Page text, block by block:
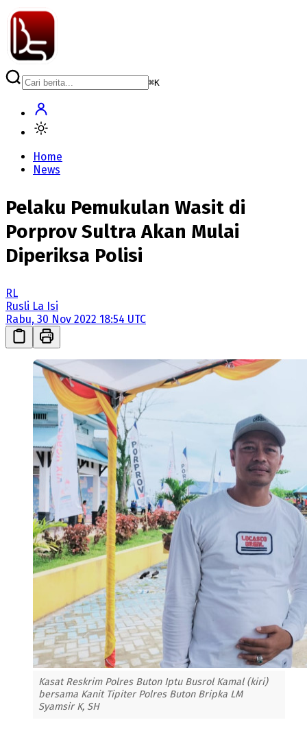
⌘K
Home
News
Pelaku Pemukulan Wasit di
Porprov Sultra Akan Mulai
Diperiksa Polisi
RL
Rusli La Isi
Rabu, 30 Nov 2022 18:54 UTC
Kasat Reskrim Polres Buton Iptu Busrol Kamal (kiri)
bersama Kanit Tipiter Polres Buton Bripka LM
Syamsir K, SH